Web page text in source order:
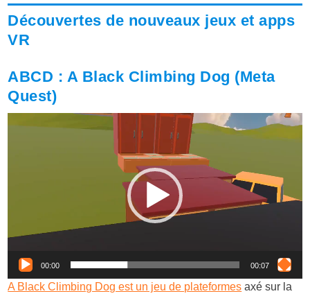
Découvertes de nouveaux jeux et apps
VR
ABCD : A Black Climbing Dog (Meta
Quest)
00:00 00:07
A Black Climbing Dog est un jeu de plateformes axé sur la